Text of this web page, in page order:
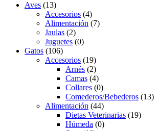
Aves (13)
Accesorios (4)
Alimentación (7)
Jaulas (2)
Juguetes (0)
Gatos (106)
Accesorios (19)
Arnés (2)
Camas (4)
Collares (0)
Comederos/Bebederos (13)
Alimentación (44)
Dietas Veterinarias (19)
Húmeda (0)